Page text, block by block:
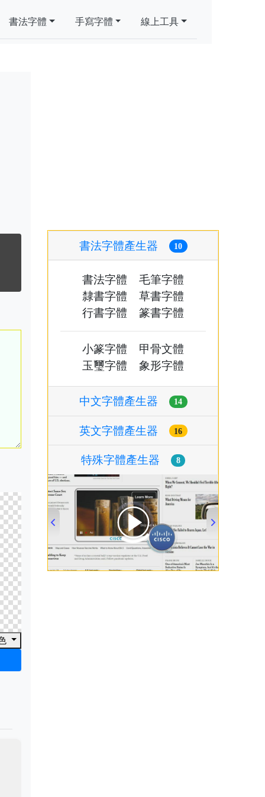
書法字體 手寫字體 線上工具
書法字體產生器 10
書法字體
毛筆字體
隸書字體
草書字體
行書字體
篆書字體
小篆字體
甲骨文體
玉璽字體
象形字體
中文字體產生器 14
英文字體產生器 16
特殊字體產生器 8
00:00/00:33